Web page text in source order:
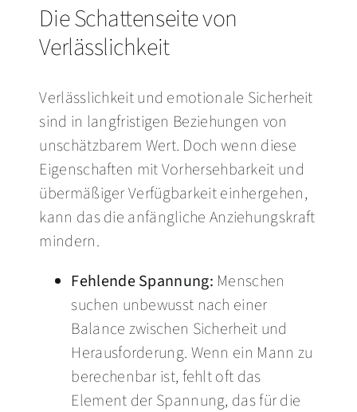
Die Schattenseite von
Verlässlichkeit
Verlässlichkeit und emotionale Sicherheit
sind in langfristigen Beziehungen von
unschätzbarem Wert. Doch wenn diese
Eigenschaften mit Vorhersehbarkeit und
übermäßiger Verfügbarkeit einhergehen,
kann das die anfängliche Anziehungskraft
mindern.
Fehlende Spannung: Menschen
suchen unbewusst nach einer
Balance zwischen Sicherheit und
Herausforderung. Wenn ein Mann zu
berechenbar ist, fehlt oft das
Element der Spannung, das für die